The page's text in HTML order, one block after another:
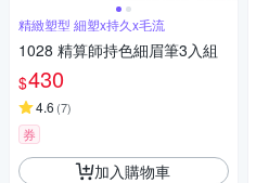
精緻塑型 細塑x持久x毛流
1028 精算師持色細眉筆3入組
$430
4.6 (7)
券
加入購物車